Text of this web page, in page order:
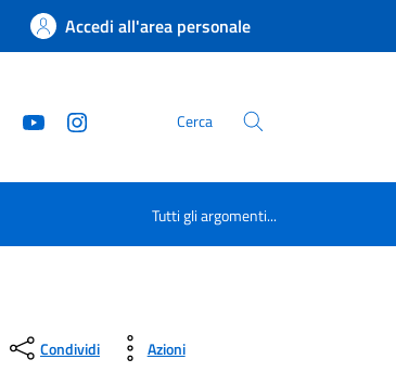
Accedi all'area personale
Cerca
Tutti gli argomenti...
Condividi Azioni